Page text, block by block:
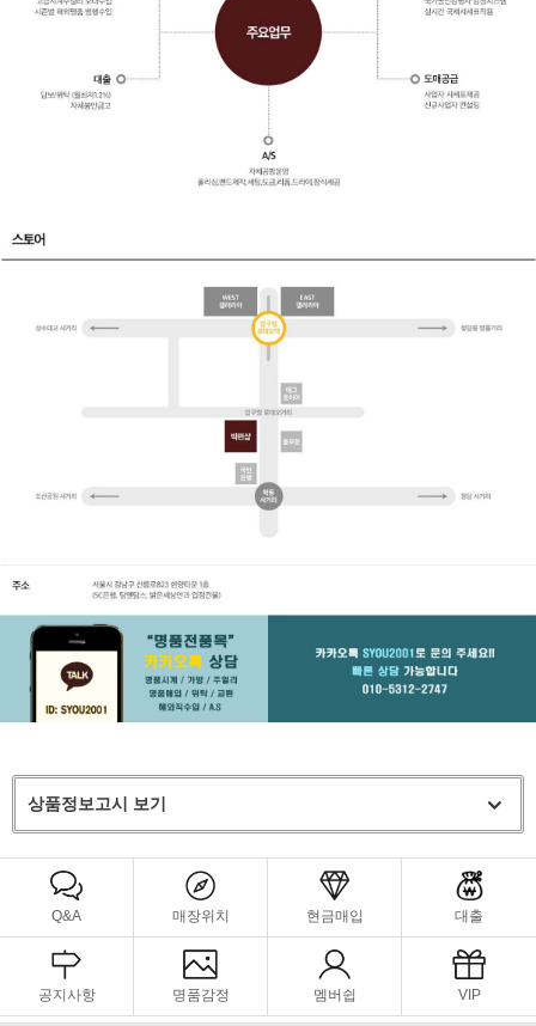
상품정보고시 보기
Q&A 매장위치 현금매입 대출
공지사항 명품감정 멤버쉽 VIP